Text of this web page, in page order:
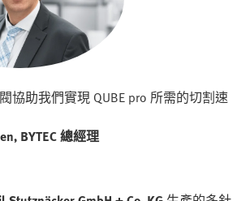
閥協助我們實現 QUBE pro 所需的切割速
BYTEC 總經理